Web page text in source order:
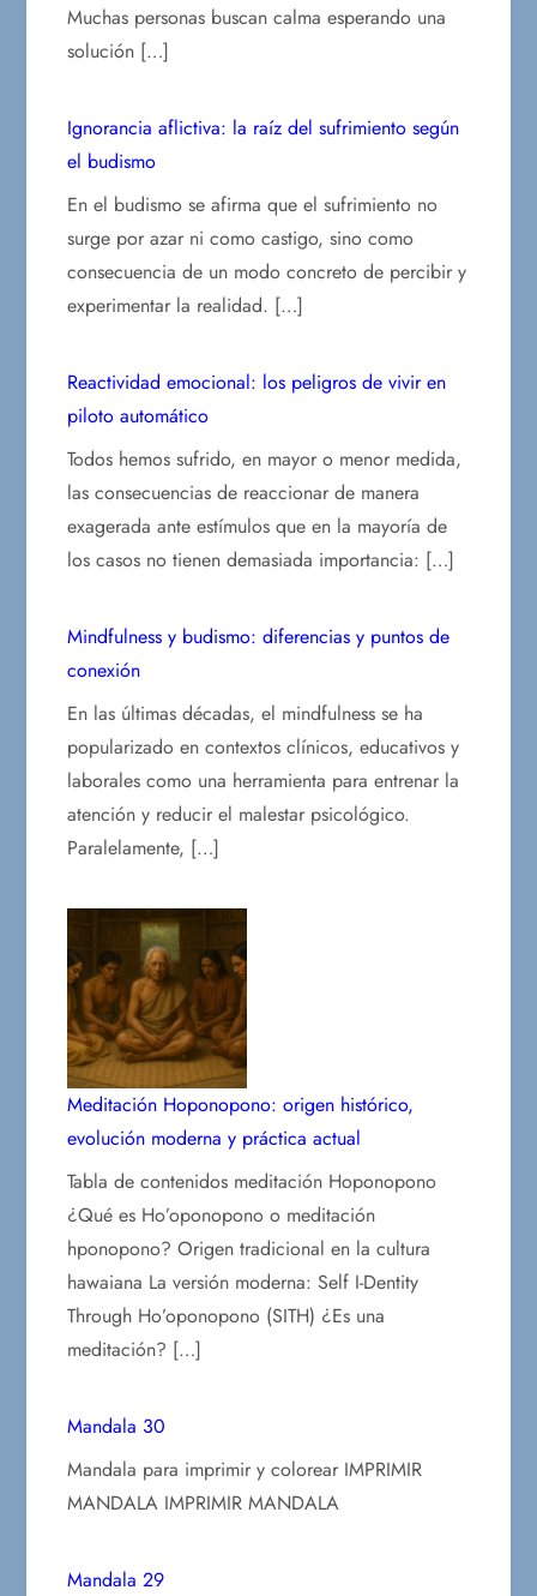
Muchas personas buscan calma esperando una
solución […]
Ignorancia aflictiva: la raíz del sufrimiento según
el budismo
En el budismo se afirma que el sufrimiento no
surge por azar ni como castigo, sino como
consecuencia de un modo concreto de percibir y
experimentar la realidad. […]
Reactividad emocional: los peligros de vivir en
piloto automático
Todos hemos sufrido, en mayor o menor medida,
las consecuencias de reaccionar de manera
exagerada ante estímulos que en la mayoría de
los casos no tienen demasiada importancia: […]
Mindfulness y budismo: diferencias y puntos de
conexión
En las últimas décadas, el mindfulness se ha
popularizado en contextos clínicos, educativos y
laborales como una herramienta para entrenar la
atención y reducir el malestar psicológico.
Paralelamente, […]
Meditación Hoponopono: origen histórico,
evolución moderna y práctica actual
Tabla de contenidos meditación Hoponopono
¿Qué es Ho’oponopono o meditación
hponopono? Origen tradicional en la cultura
hawaiana La versión moderna: Self I-Dentity
Through Ho’oponopono (SITH) ¿Es una
meditación? […]
Mandala 30
Mandala para imprimir y colorear IMPRIMIR
MANDALA IMPRIMIR MANDALA
Mandala 29